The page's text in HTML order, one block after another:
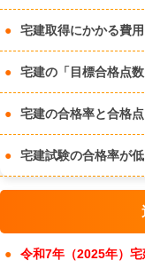
宅建取得にかかる費
宅建の「目標合格点
宅建の合格率と合格
宅建試験の合格率が
令和7年（2025年）